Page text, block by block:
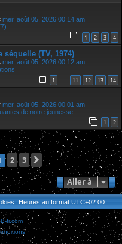
mer. août 05, 2026 00:14 am
1 2 3 4
séquelle (TV, 1974)
mer. août 05, 2026 00:12 am
1 … 11 12 13 14
mer. août 05, 2026 00:01 am
de notre jeunesse
1 2
2 3
Suivante
Aller à
Heures au format UTC+02:00
fr.com